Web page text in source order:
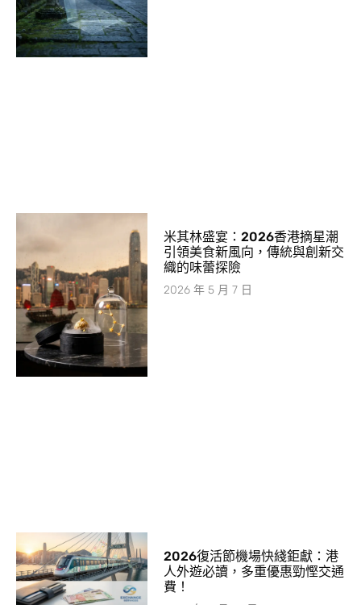
米其林盛宴：2026香港摘星潮
引領美食新風向，傳統與創新交
織的味蕾探險
2026 年 5 月 7 日
2026復活節機場快綫鉅獻：港
人外遊必讀，多重優惠勁慳交通
費！